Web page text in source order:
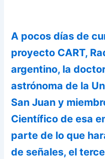
A pocos días de
proyecto CART,
argentino, la
astrónoma de la
San Juan y
Científico de esa
parte de lo que
de señales, el